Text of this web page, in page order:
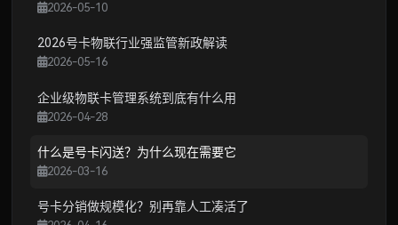
2026-05-10
2026号卡物联行业强监管新政解读
2026-05-16
企业级物联卡管理系统到底有什么用
2026-04-28
什么是号卡闪送？为什么现在需要它
2026-03-16
号卡分销做规模化？别再靠人工凑活了